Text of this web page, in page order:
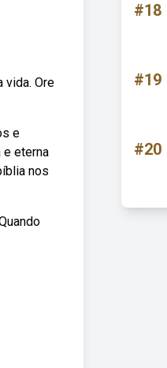
vida. Ore
e
e eterna
nos
#18
#19
#20